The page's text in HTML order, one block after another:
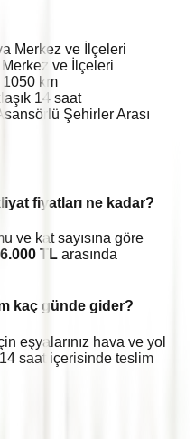
Merkez ve İlçeleri
Merkez ve İlçeleri
1050 km
14 saat
Şehirler Arası
fiyatları ne kadar?
ve kat sayısına göre
TL arasında
kaç günde gider?
eşyalarınız hava ve yol
14 saat içerisinde teslim